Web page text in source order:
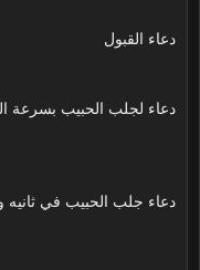
دعاء القبول
دعاء لجلب الحبيب بسرعة
دعاء جلب الحبيب في ثانيه